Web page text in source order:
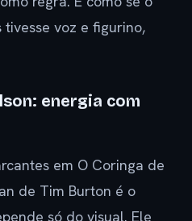
tivesse voz e figurino,
energia com
em O Coringa de
de Tim Burton é o
só do visual. Ele